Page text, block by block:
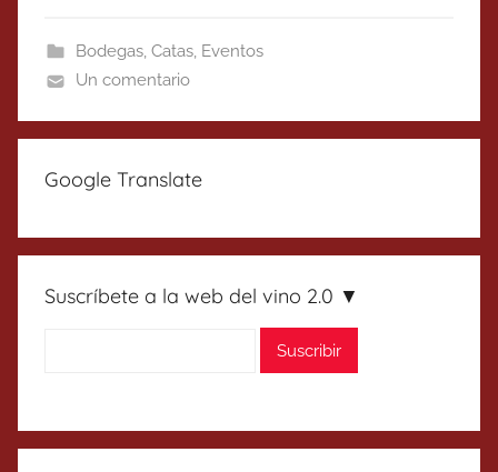
Bodegas, Catas, Eventos
Un comentario
Google Translate
Suscríbete a la web del vino 2.0 ▼